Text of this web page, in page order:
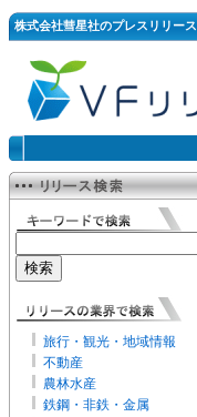
株式会社彗星社のプレスリリース
旅行・観光・地域情報
不動産
農林水産
鉄鋼・非鉄・金属